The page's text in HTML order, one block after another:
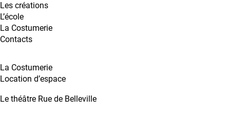
Les créations
L’école
La Costumerie
Contacts
La Costumerie
Location d’espace
Le théâtre Rue de Belleville